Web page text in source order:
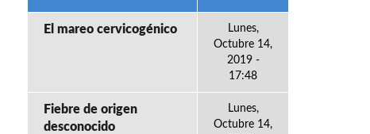
El mareo cervicogénico
Lunes,
Octubre 14,
2019 -
17:48
Fiebre de origen
desconocido
Lunes,
Octubre 14,